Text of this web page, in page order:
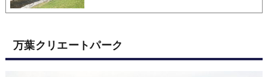
万葉クリエートパーク